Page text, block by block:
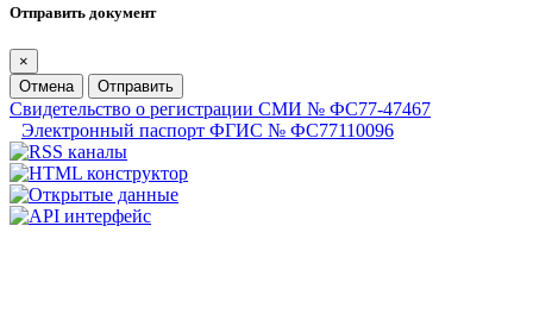
Отправить документ
×
Отмена
Отправить
Свидетельство о регистрации СМИ № ФС77-47467
Электронный паспорт ФГИС № ФС77110096